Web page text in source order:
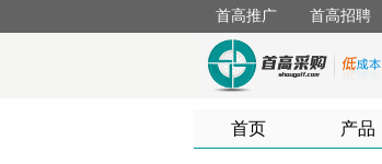
首高推广 首高招聘
首页 产品